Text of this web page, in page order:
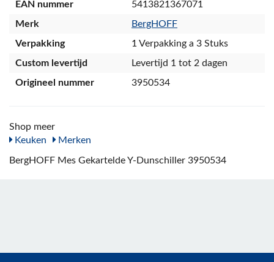
EAN nummer
5413821367071
Merk
BergHOFF
Verpakking
1 Verpakking a 3 Stuks
Custom levertijd
Levertijd 1 tot 2 dagen
Origineel nummer
3950534
Shop meer
Keuken
Merken
BergHOFF Mes Gekartelde Y-Dunschiller 3950534